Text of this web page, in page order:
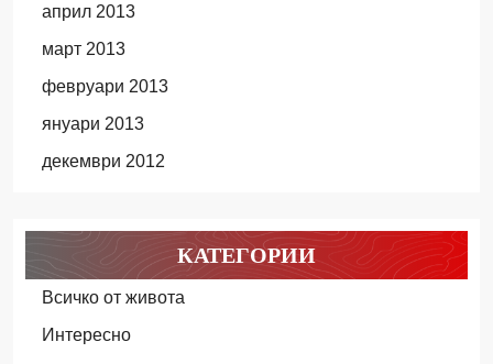
април 2013
март 2013
февруари 2013
януари 2013
декември 2012
КАТЕГОРИИ
Всичко от живота
Интересно